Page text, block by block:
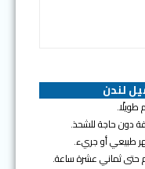
لندن
طويلًا.
دون حاجة للشحذ.
طبيعي أو جريء.
حتى ثماني عشرة ساعة.